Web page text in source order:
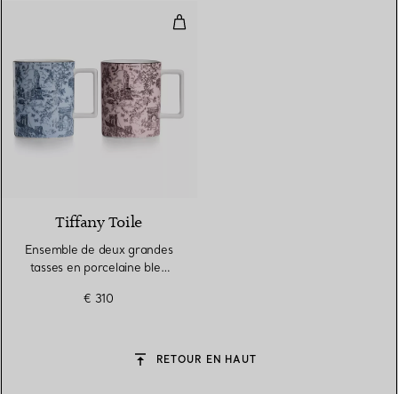
Ensemble de deux grandes
Tiffany Toile
Ensemble de deux grandes
tasses en porcelaine bleu
€ 310
RETOUR EN HAUT